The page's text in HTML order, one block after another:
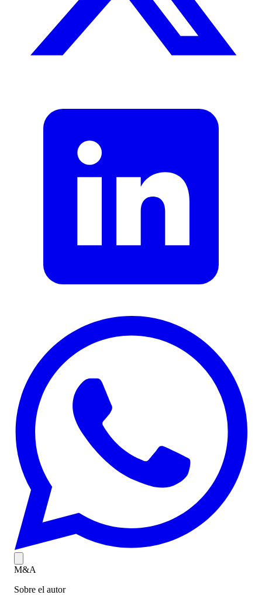
M&A
Sobre el autor